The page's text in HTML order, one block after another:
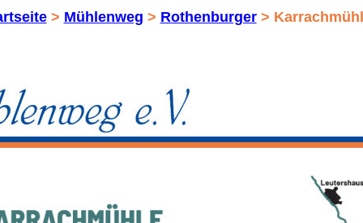
> Mühlenweg > Rothenburger >